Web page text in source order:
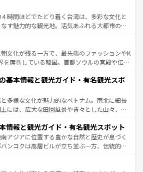
いローカルフードやハワイアンミュージッ
フラダンスなど、すべてがハワイの魅力を彩
れるたびに新しい発見と感動が待っているハ
一覧
大陸中央部にそびえるウルル（エアーズロッ
ニアの美しい原生林やケアンズの熱帯雨林な
がたくさん。また、カフェやワイン、オージ
ィビティも充実しており、サーフィンやダイ
キングなど、アウトドア好きにはたまらな
ラリアの多彩な魅力を存分に味わいつくそ
い。
時間ほどでたどり着く台湾は、多彩な文化と
す魅力的な観光地。活気あふれる大都市の台
な山岳地帯である台湾東部など、都市の喧騒
さが共存しており、訪れる人に新しい発見と
してくれる。また、奥深い台湾の食文化も魅
評判のスイーツなど、バラエティ豊かな料理
。
文化が残る一方で、最先端のファッションやK
を席巻している韓国。首都ソウルの宮殿や伝統
を延ばせば四季折々の自然美を楽しむことが
て、キムチや焼肉、絶品のストリートフード
まな韓国料理が待っている。夜には、韓国な
イトライフも堪能できる。あたたかいホスピタ
わってみてほしい。 なお、新着の韓国情報はコンテンツ一
てほしい。
基本情報と観光ガイド・有名観光スポ
多様な文化が魅力的なベトナム。南北に細長
には、広大な田園風景や青々とした山々、世
共に伝統が息づく。ハノイの古い町並みやホ
フランス統治時代の建物も、独特の雰囲気を
る。また、バラエティの豊かさとおいしさで
やバインミー、ベトナムコーヒーなどは、ぜ
情報と観光ガイド・有名観光スポット
アジアに位置する豊かな自然と歴史が息づく
ンコクは高層ビルが立ち並ぶ一方、伝統的な
している。北部ではチェンマイなどの山岳地